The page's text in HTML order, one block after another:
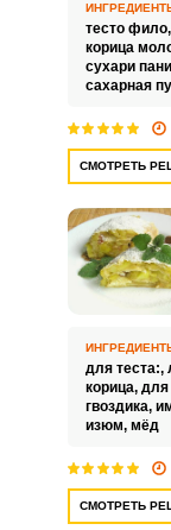
тесто фило,
корица
сухари
сахарная
СМОТРЕТЬ
для теста:,
корица, для
гвоздика,
изюм, мёд
СМОТРЕТЬ